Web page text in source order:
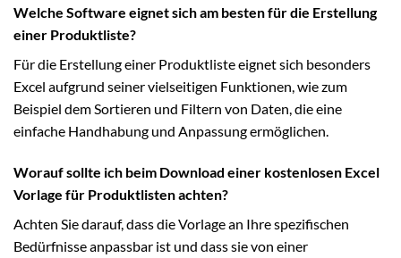
Welche Software eignet sich am besten für die Erstellung
einer Produktliste?
Für die Erstellung einer Produktliste eignet sich besonders
Excel aufgrund seiner vielseitigen Funktionen, wie zum
Beispiel dem Sortieren und Filtern von Daten, die eine
einfache Handhabung und Anpassung ermöglichen.
Worauf sollte ich beim Download einer kostenlosen Excel
Vorlage für Produktlisten achten?
Achten Sie darauf, dass die Vorlage an Ihre spezifischen
Bedürfnisse anpassbar ist und dass sie von einer